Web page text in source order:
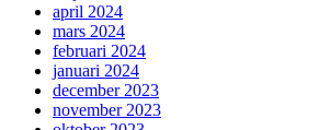
april 2024
mars 2024
februari 2024
januari 2024
december 2023
november 2023